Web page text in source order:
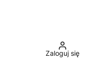
wyszukiwarkę
Zaloguj się
szczegóły